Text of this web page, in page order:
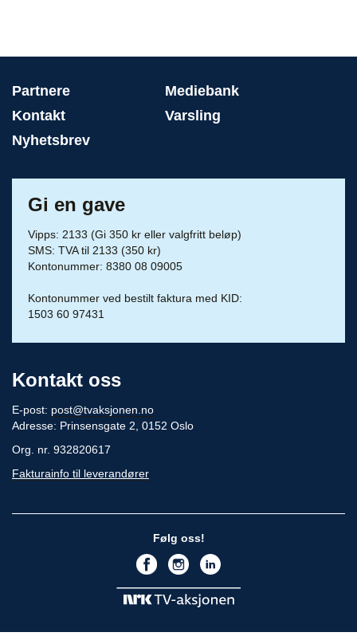
Partnere
Mediebank
Kontakt
Varsling
Nyhetsbrev
Gi en gave
Vipps: 2133 (Gi 350 kr eller valgfritt beløp)
SMS: TVA til 2133 (350 kr)
Kontonummer: 8380 08 09005
Kontonummer ved bestilt faktura med KID:
1503 60 97431
Kontakt oss
E-post: post@tvaksjonen.no
Adresse: Prinsensgate 2, 0152 Oslo
Org. nr. 932820617
Fakturainfo til leverandører
Følg oss!